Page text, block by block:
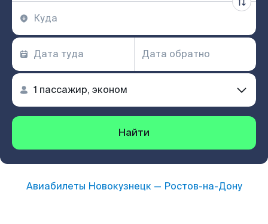
Найти
Авиабилеты Новокузнецк— Ростов-на-Дону